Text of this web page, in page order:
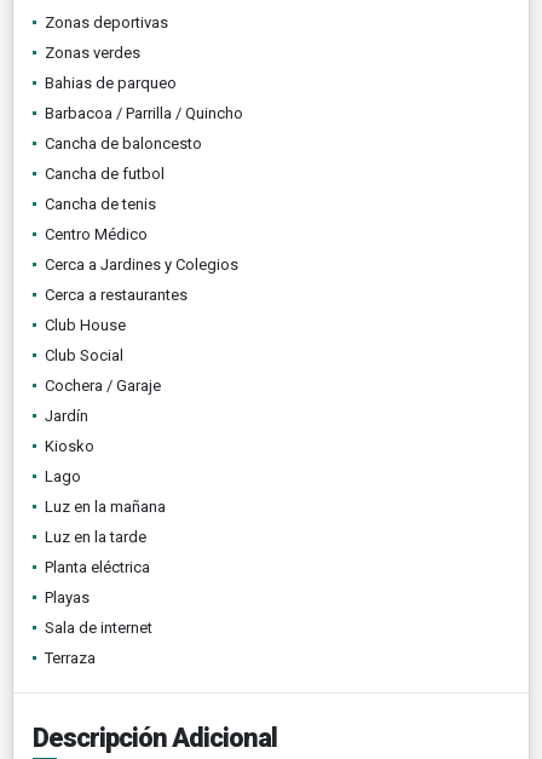
Zonas deportivas
Zonas verdes
Bahias de parqueo
Barbacoa / Parrilla / Quincho
Cancha de baloncesto
Cancha de futbol
Cancha de tenis
Centro Médico
Cerca a Jardines y Colegios
Cerca a restaurantes
Club House
Club Social
Cochera / Garaje
Jardín
Kiosko
Lago
Luz en la mañana
Luz en la tarde
Planta eléctrica
Playas
Sala de internet
Terraza
Descripción Adicional